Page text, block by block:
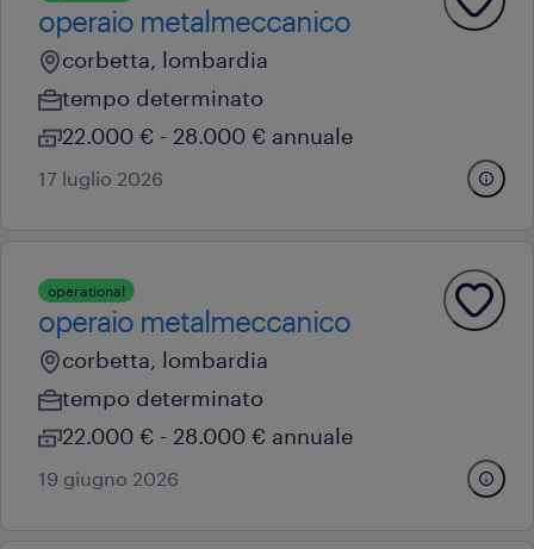
operaio metalmeccanico
corbetta, lombardia
tempo determinato
22.000 € - 28.000 € annuale
17 luglio 2026
operational
operaio metalmeccanico
corbetta, lombardia
tempo determinato
22.000 € - 28.000 € annuale
19 giugno 2026